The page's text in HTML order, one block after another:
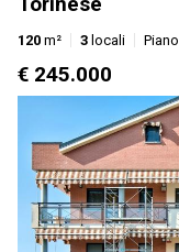
120 m² 3 locali Piano
€ 245.000